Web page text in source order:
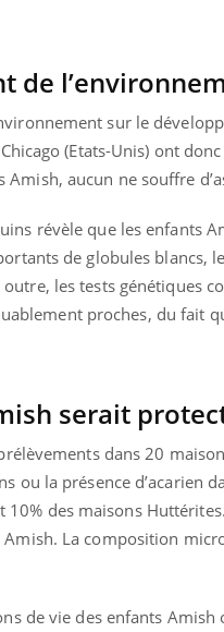
de
sur le
(Etats-Unis) ont
aucun ne souffre
révèle que les enfants
de globules blancs,
outre, les tests génétiques
proches, du fait
serait
dans 20
ou la présence d’acarien
des maisons
La composition
de vie des enfants